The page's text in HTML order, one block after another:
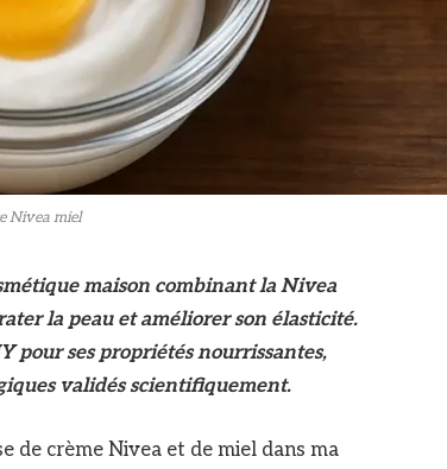
Nivea miel
maison combinant la Nivea
la peau et améliorer son élasticité.
pour ses propriétés nourrissantes,
validés scientifiquement.
de crème Nivea et de miel dans ma